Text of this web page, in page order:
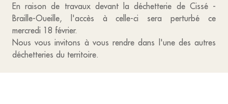
En raison de travaux devant la déchetterie de Cissé -
Braille-Oueille, l'accès à celle-ci sera perturbé ce
mercredi 18 février.
Nous vous invitons à vous rendre dans l'une des autres
déchetteries du territoire.